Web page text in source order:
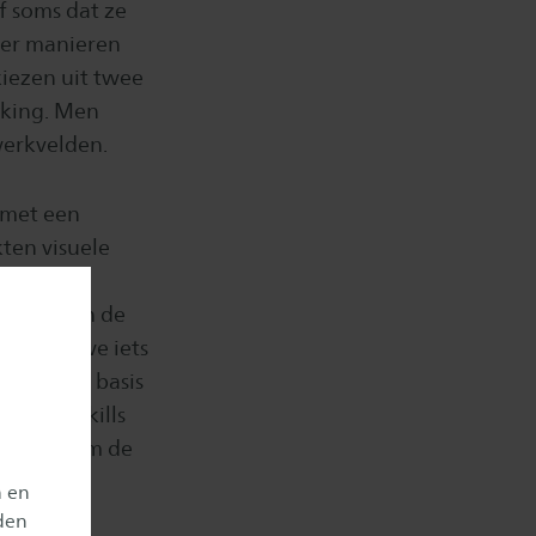
en
soms dat ze
manieren
uit twee
Men
een
visuele
en de
van de
we iets
op basis
en skills
kwam de